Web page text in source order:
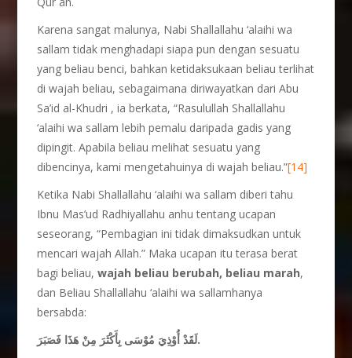
Karena sangat malunya, Nabi Shallallahu ‘alaihi wa
sallam tidak menghadapi siapa pun dengan sesuatu
yang beliau benci, bahkan ketidaksukaan beliau terlihat
di wajah beliau, sebagaimana diriwayatkan dari Abu
Sa’id al-Khudri , ia berkata, “Rasulullah Shallallahu
‘alaihi wa sallam lebih pemalu daripada gadis yang
dipingit. Apabila beliau melihat sesuatu yang
dibencinya, kami mengetahuinya di wajah beliau.”[14]
Ketika Nabi Shallallahu ‘alaihi wa sallam diberi tahu
Ibnu Mas’ud Radhiyallahu anhu tentang ucapan
seseorang, “Pembagian ini tidak dimaksudkan untuk
mencari wajah Allah.” Maka ucapan itu terasa berat
bagi beliau,wajah beliau berubah, beliau marah,
dan Beliau Shallallahu ‘alaihi wa sallamhanya
bersabda:
لَقَدْ أُوْذِيَ مُوْسَى بِأَكْثَرَ مِنْ هَذَا فَصَبَرَ.